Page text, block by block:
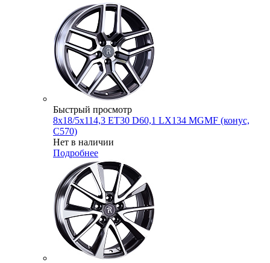
Быстрый просмотр
8x18/5x114,3 ET30 D60,1 LX134 MGMF (конус,
C570)
Нет в наличии
Подробнее